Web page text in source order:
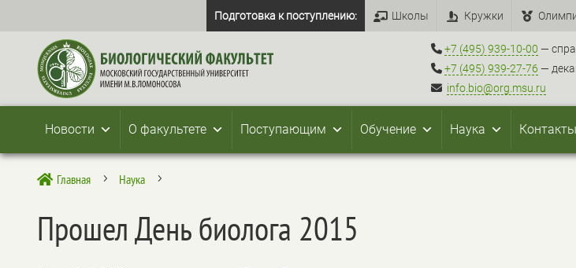
Подготовка к поступлению: Школы Кружки
+7 (495) 939-10-00 —
+7 (495) 939-27-76 —
info.bio@org.msu.ru
Новости О факультете Поступающим Обучение Наука Контакты
 Главная 5 Наука 5
Прошел День биолога 2015